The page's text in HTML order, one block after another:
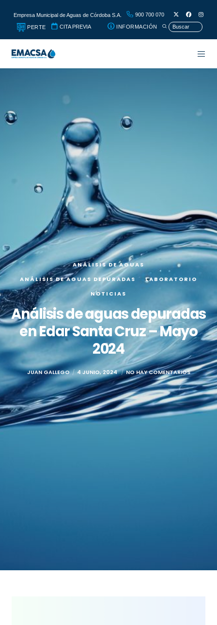
Empresa Municipal de Aguas de Córdoba S.A. 900 700 070
PERTE CITA PREVIA INFORMACIÓN
ANÁLISIS DE AGUAS
ANÁLISIS DE AGUAS DEPURADAS
LABORATORIO
NOTICIAS
Análisis de aguas depuradas
en Edar Santa Cruz – Mayo
2024
JUAN GALLEGO 4 JUNIO, 2024 NO HAY COMENTARIOS